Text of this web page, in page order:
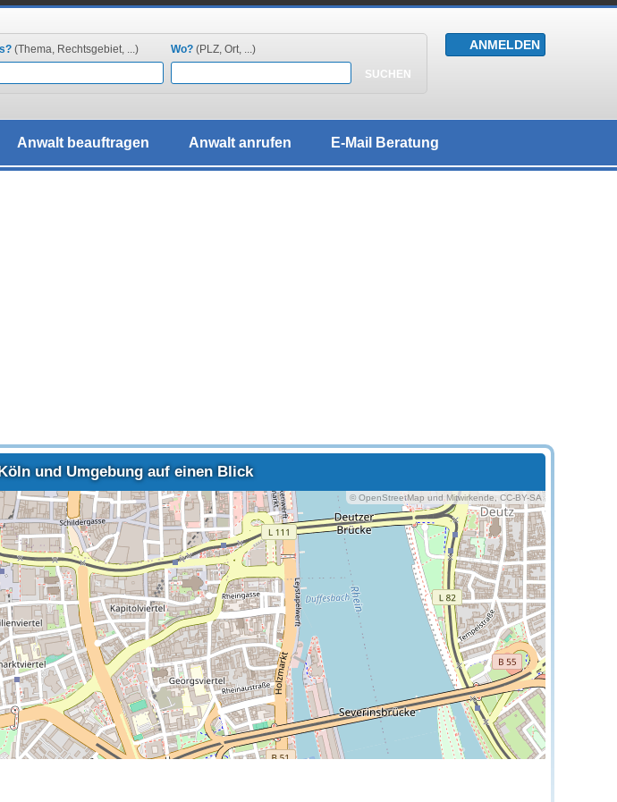
(Thema, Rechtsgebiet, ...) Wo? (PLZ, Ort, ...)
Anwalt beauftragen Anwalt anrufen E-Mail Beratung
und Umgebung auf einen Blick
© OpenStreetMap und Mitwirkende, CC-BY-SA